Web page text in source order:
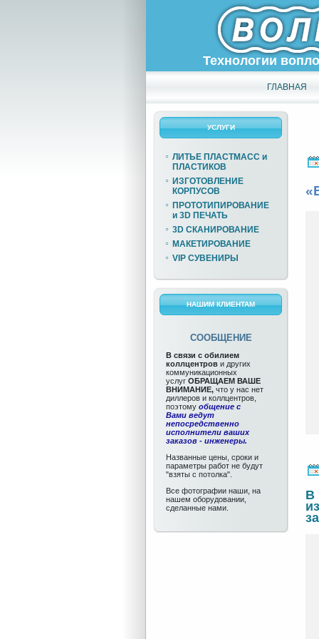
Технологии
ГЛАВНАЯ
УСЛУГИ
ЛИТЬЕ ПЛАСТМАСС и
ПЛАСТИКОВ
ИЗГОТОВЛЕНИЕ
КОРПУСОВ
ПРОТОТИПИРОВАНИЕ
и 3D ПЕЧАТЬ
3D СКАНИРОВАНИЕ
МАКЕТИРОВАНИЕ
VIP СУВЕНИРЫ
НАШИМ КЛИЕНТАМ
СООБЩЕНИЕ
В связи с обилием
коллцентров и других
коммуникационных
услуг ОБРАЩАЕМ ВАШЕ
ВНИМАНИЕ, что у нас нет
диллеров и коллцентров,
поэтому общение с
Вами ведут
непосредственно
исполнители ваших
заказов - инженеры.
Названные цены, сроки и
параметры работ не будут
"взяты с потолка".
Все фотографии наши, на
нашем оборудовании,
сделанные нами.
В